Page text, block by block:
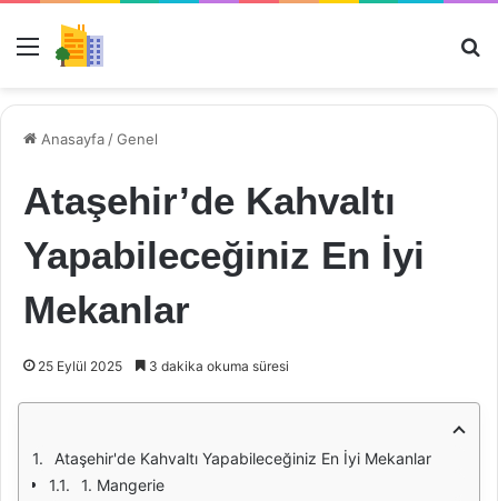
Menü
Anasayfa /Genel
Ataşehir’de Kahvaltı
Yapabileceğiniz En İyi
Mekanlar
25 Eylül 2025 3 dakika okuma süresi
Ataşehir'de Kahvaltı Yapabileceğiniz En İyi Mekanlar
1. Mangerie